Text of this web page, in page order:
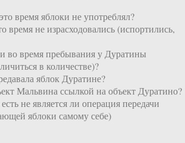
время яблоки не употреблял?
время не израсходовались (испортились,
во время пребывания у Дуратины
в количестве)?
яблок Дуратине?
Мальвина ссылкой на объект Дуратино?
не является ли операция передачи
яблоки самому себе)